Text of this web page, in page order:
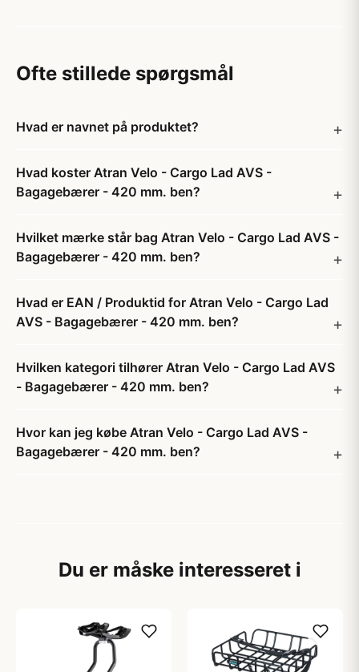
Ofte stillede spørgsmål
Hvad er navnet på produktet?
Hvad koster Atran Velo - Cargo Lad AVS -
Bagagebærer - 420 mm. ben?
Hvilket mærke står bag Atran Velo - Cargo Lad AVS -
Bagagebærer - 420 mm. ben?
Hvad er EAN / Produktid for Atran Velo - Cargo Lad
AVS - Bagagebærer - 420 mm. ben?
Hvilken kategori tilhører Atran Velo - Cargo Lad AVS
- Bagagebærer - 420 mm. ben?
Hvor kan jeg købe Atran Velo - Cargo Lad AVS -
Bagagebærer - 420 mm. ben?
Du er måske interesseret i